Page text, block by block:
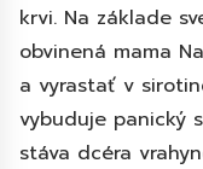
krvi. Na základe
obvinená mama
a vyrastať v
vybuduje panický
stáva dcéra